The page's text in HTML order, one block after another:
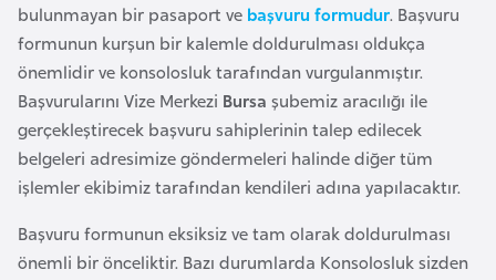
bulunmayan bir pasaport ve başvuru formudur. Başvuru
formunun kurşun bir kalemle doldurulması oldukça
önemlidir ve konsolosluk tarafından vurgulanmıştır.
Başvurularını Vize Merkezi Bursa şubemiz aracılığı ile
gerçekleştirecek başvuru sahiplerinin talep edilecek
belgeleri adresimize göndermeleri halinde diğer tüm
işlemler ekibimiz tarafından kendileri adına yapılacaktır.
Başvuru formunun eksiksiz ve tam olarak doldurulması
önemli bir önceliktir. Bazı durumlarda Konsolosluk sizden
Ç
a
d
Ç
e
C